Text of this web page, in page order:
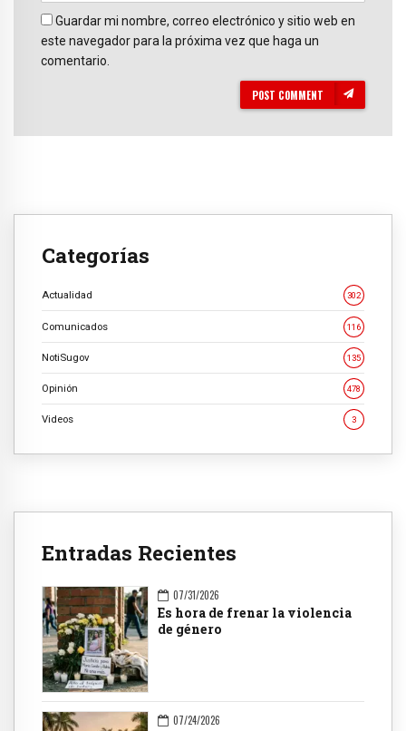
Guardar mi nombre, correo electrónico y sitio web en
este navegador para la próxima vez que haga un
comentario.
POST COMMENT
Categorías
Actualidad 302
Comunicados 116
NotiSugov 135
Opinión 478
Videos 3
Entradas Recientes
07/31/2026
Es hora de frenar la violencia
de género
07/24/2026